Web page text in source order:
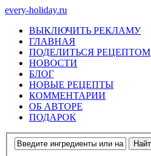
every-holiday.ru
ВЫКЛЮЧИТЬ РЕКЛАМУ
ГЛАВНАЯ
ПОДЕЛИТЬСЯ РЕЦЕПТОМ
НОВОСТИ
БЛОГ
НОВЫЕ РЕЦЕПТЫ
КОММЕНТАРИИ
ОБ АВТОРЕ
ПОДАРОК